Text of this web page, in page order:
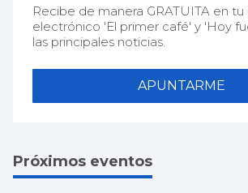
Recibe de manera GRATUITA en
electrónico 'El primer café' y 'Hoy
las principales noticias.
APUNTARME
Próximos eventos